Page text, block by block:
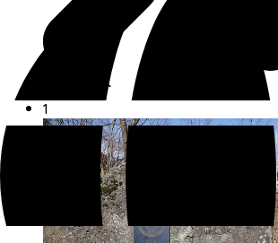
徒歩 約5分
1